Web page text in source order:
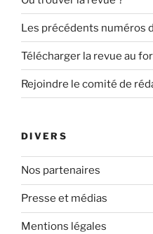
Les précédents numéros
Télécharger la revue au
Rejoindre le comité de
DIVERS
Nos partenaires
Presse et médias
Mentions légales